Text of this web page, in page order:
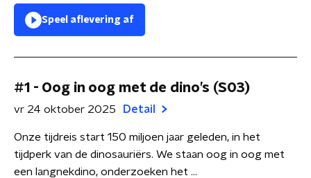
Speel aflevering af
#1 - Oog in oog met de dino’s (S03)
vr 24 oktober 2025 Detail
Onze tijdreis start 150 miljoen jaar geleden, in het
tijdperk van de dinosauriërs. We staan oog in oog met
een langnekdino, onderzoeken het ...